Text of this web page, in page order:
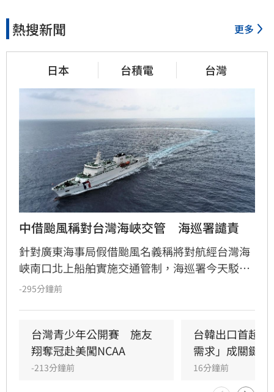
熱搜新聞 更多
日本 台積電 台灣
中借颱風稱對台灣海峽交管　海巡署譴責
針對廣東海事局假借颱風名義稱將對航經台灣海
峽南口北上船舶實施交通管制，海巡署今天駁斥
中國無權在台灣海峽實施交通管制，並嚴厲譴
-295分鐘前
台灣青少年公開賽　施友
翔奪冠赴美闖NCAA
-213分鐘前
台韓出口首超
需求」成關鍵
16分鐘前